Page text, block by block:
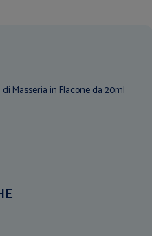
Masseria in Flacone da 20ml